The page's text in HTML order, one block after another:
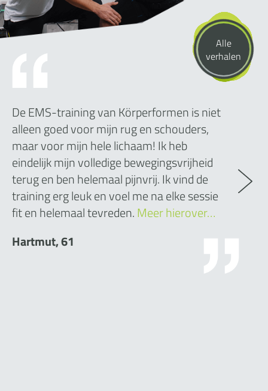
Alle
verhalen
De EMS-training van Körperformen is niet
alleen goed voor mijn rug en schouders,
maar voor mijn hele lichaam! Ik heb
eindelijk mijn volledige bewegingsvrijheid
terug en ben helemaal pijnvrij. Ik vind de
training erg leuk en voel me na elke sessie
fit en helemaal tevreden.Meer hierover…
Hartmut, 61